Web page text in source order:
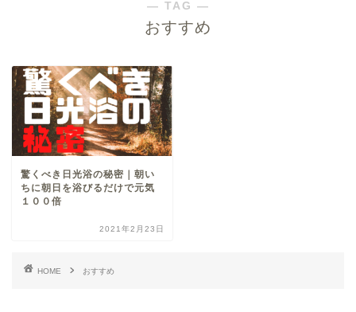
― TAG ―
おすすめ
驚くべき日光浴の秘密｜朝い
ちに朝日を浴びるだけで元気
１００倍
2021年2月23日
HOME おすすめ